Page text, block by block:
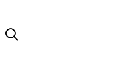
Fracht